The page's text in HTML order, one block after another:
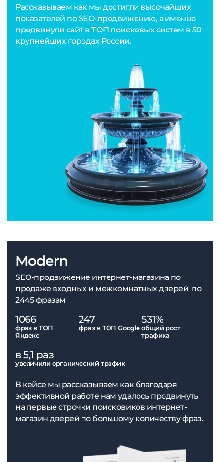
Рассказываем как мы достигли высочайших
показателей по SEO-продвижению, а именно
продвинули сайт в ТОП поисковых систем в 50
крупнейших городах России.
Modern
SEO-продвижение интернет-магазина по
продаже входных и межкомнатных дверей по
2445 фразам
1066
фраз в ТОП
Яндекс
247
фраз в ТОП Google
531%
общий рост
трафика
в 5,1 раз
увеличили органический трафик
В кейсе мы рассказываем как благодаря
эффективной работе нам удалось продвинуть
на первые строчки поисковиков интернет-
магазин дверей по большому количеству фраз.